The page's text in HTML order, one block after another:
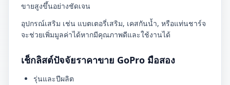
ขายสูงขึ้นอย่างชัดเจน
อุปกรณ์เสริม เช่น แบตเตอรี่เสริม, เคสกันน้ำ, หรือแท่นชาร์จ
จะช่วยเพิ่มมูลค่าได้หากมีคุณภาพดีและใช้งานได้
เช็กลิสต์ปัจจัยราคาขาย GoPro มือสอง
รุ่นและปีผลิต